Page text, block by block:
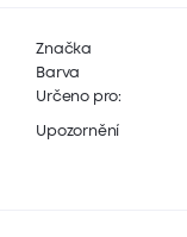
Značka
Barva
Určeno pro:
Upozornění